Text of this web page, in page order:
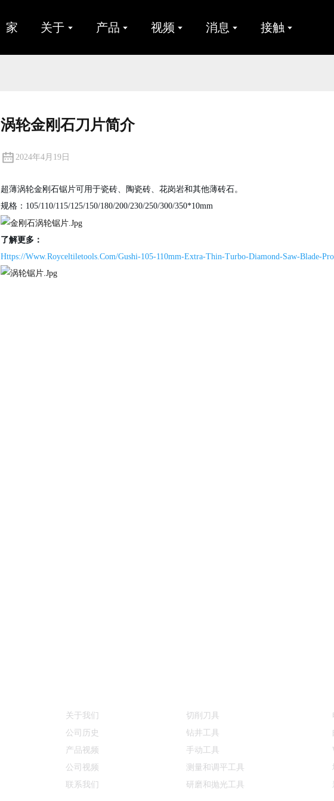
家 关于 产品 视频 消息 接触
涡轮金刚石刀片简介
2024年4月19日
超薄涡轮金刚石锯片可用于瓷砖、陶瓷砖、花岗岩和其他薄砖石。
规格：105/110/115/125/150/180/200/230/250/300/350*10mm
了解更多：
Https://www.royceltiletools.com/gushi-105-110mm-Extra-Thin-Turbo-Diamond-Saw-Blade-
关于我们
公司历史
产品视频
公司视频
联系我们
切削刀具
钻井工具
手动工具
测量和调平工具
研磨和抛光工具